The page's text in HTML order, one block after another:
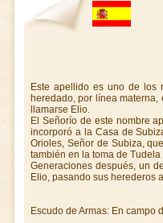
Este apellido es uno de los
heredado, por línea
llamarse Elio.
El Señorío de este nombre
incorporó a la Casa de
Orioles, Señor de Subiza,
también en la toma de
Generaciones después, un
Elio, pasando sus herederos
Escudo de Armas: En campo